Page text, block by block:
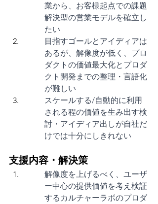
業から、お客様起点での課題
解決型の営業モデルを確立し
たい
目指すゴールとアイディアは
あるが、解像度が低く、プロ
ダクトの価値最大化とプロダ
クト開発までの整理・言語化
が難しい
スケールする/自動的に利用
される程の価値を生み出す検
討・アイディア出しが自社だ
けでは十分にしきれない
支援内容・解決策
解像度を上げるべく、ユーザ
ー中心の提供価値を考え検証
するカルチャーラボのプロダ